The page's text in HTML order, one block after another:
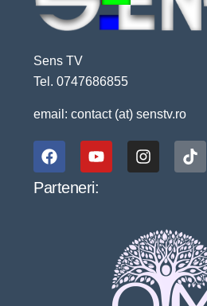
Sens TV
Tel. 0747686855
email: contact (at) senstv.ro
Parteneri: